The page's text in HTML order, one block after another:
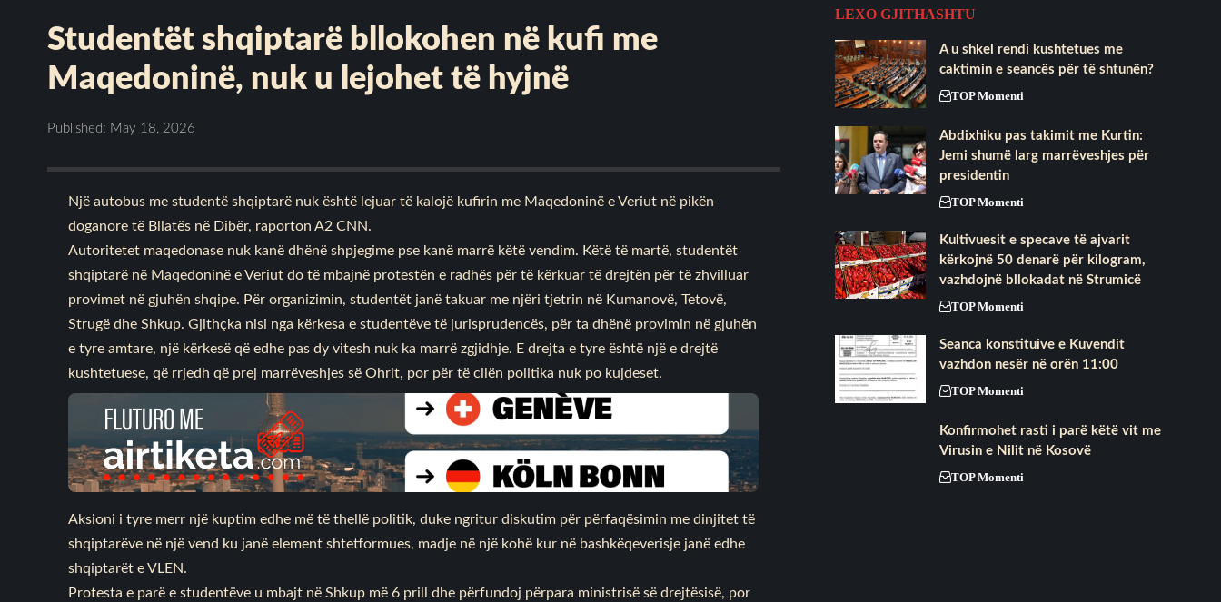
Studentët shqiptarë bllokohen në kufi me
Maqedoninë, nuk u lejohet të hyjnë
Published: May 18, 2026
Një autobus me studentë shqiptarë nuk është lejuar të kalojë kufirin me Maqedoninë e Veriut në pikën
doganore të Bllatës në Dibër, raporton A2 CNN.
Autoritetet maqedonase nuk kanë dhënë shpjegime pse kanë marrë këtë vendim. Këtë të martë, studentët
shqiptarë në Maqedoninë e Veriut do të mbajnë protestën e radhës për të kërkuar të drejtën për të zhvilluar
provimet në gjuhën shqipe. Për organizimin, studentët janë takuar me njëri tjetrin në Kumanovë, Tetovë,
Strugë dhe Shkup. Gjithçka nisi nga kërkesa e studentëve të jurisprudencës, për ta dhënë provimin në gjuhën
e tyre amtare, një kërkesë që edhe pas dy vitesh nuk ka marrë zgjidhje. E drejta e tyre është një e drejtë
kushtetuese, që rrjedh që prej marrëveshjes së Ohrit, por për të cilën politika nuk po kujdeset.
Aksioni i tyre merr një kuptim edhe më të thellë politik, duke ngritur diskutim për përfaqësimin me dinjitet të
shqiptarëve në një vend ku janë element shtetformues, madje në një kohë kur në bashkëqeverisje janë edhe
shqiptarët e VLEN.
Protesta e parë e studentëve u mbajt në Shkup më 6 prill dhe përfundoj përpara ministrisë së drejtësisë, por
LEXO GJITHASHTU
A u shkel rendi kushtetues me
caktimin e seancës për të shtunën?
TOP Momenti
Abdixhiku pas takimit me Kurtin:
Jemi shumë larg marrëveshjes për
presidentin
TOP Momenti
Kultivuesit e specave të ajvarit
kërkojnë 50 denarë për kilogram,
vazhdojnë bllokadat në Strumicë
TOP Momenti
Seanca konstituive e Kuvendit
vazhdon nesër në orën 11:00
TOP Momenti
Konfirmohet rasti i parë këtë vit me
Virusin e Nilit në Kosovë
TOP Momenti